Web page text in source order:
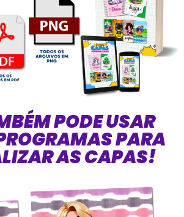
PODE USAR
PARA
AS CAPAS!